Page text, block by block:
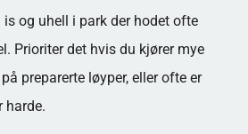
og uhell i park der hodet ofte
Prioriter det hvis du kjører mye
preparerte løyper, eller ofte er
harde.